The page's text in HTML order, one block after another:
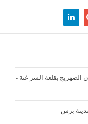
بقلعة السراغنة -
برس